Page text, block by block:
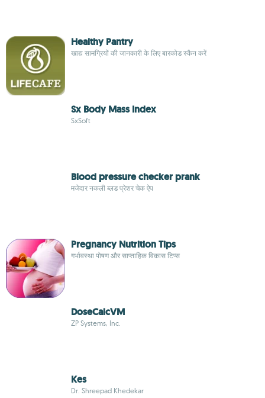
Healthy Pantry
खाद्य सामग्रियों की जानकारी के लिए बारकोड स्कैन करें
Sx Body Mass Index
SxSoft
Blood pressure checker prank
मजेदार नकली ब्लड प्रेशर चेक ऐप
Pregnancy Nutrition Tips
गर्भावस्था पोषण और साप्ताहिक विकास टिप्स
DoseCalcVM
ZP Systems, Inc.
Kes
Dr. Shreepad Khedekar